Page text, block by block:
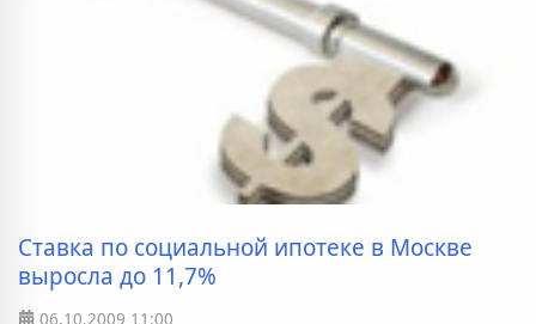
Ставка по социальной ипотеке в Москве
выросла до 11,7%
06.10.2009 11:00